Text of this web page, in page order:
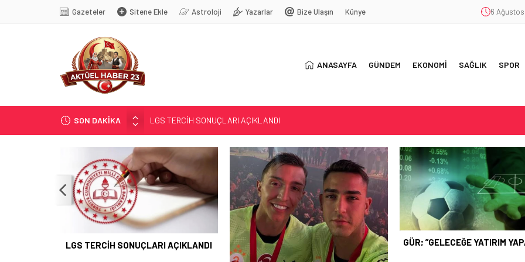
Gazeteler Sitene Ekle Astroloji Yazarlar Bize Ulaşın Künye 6
ANASAYFA GÜNDEM EKONOMİ SAĞLIK SPOR
SON DAKİKA
LGS TERCİH SONUÇLARI AÇIKLANDI
KALE’YE TAKFİYE YAPILDI…
GÜR; ”GELECEĞE YATIRIM YAPALIM…”
YENİ SEZON; YENİ KURALLAR…
MASÖRLÜK KURSU AÇILACAK
LGS TERCİH SONUÇLARI AÇIKLANDI GÜR; ”GELECEĞE YATIRIM